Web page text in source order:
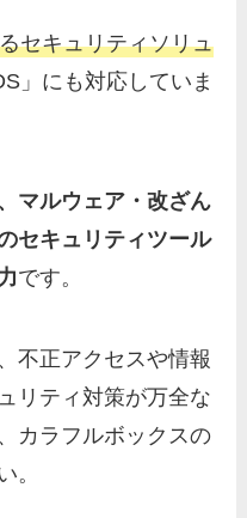
セキュリティソリュ
」にも対応していま
マルウェア・改ざん
セキュリティツール
です。
不正アクセスや情報
リティ対策が万全な
カラフルボックスの
。